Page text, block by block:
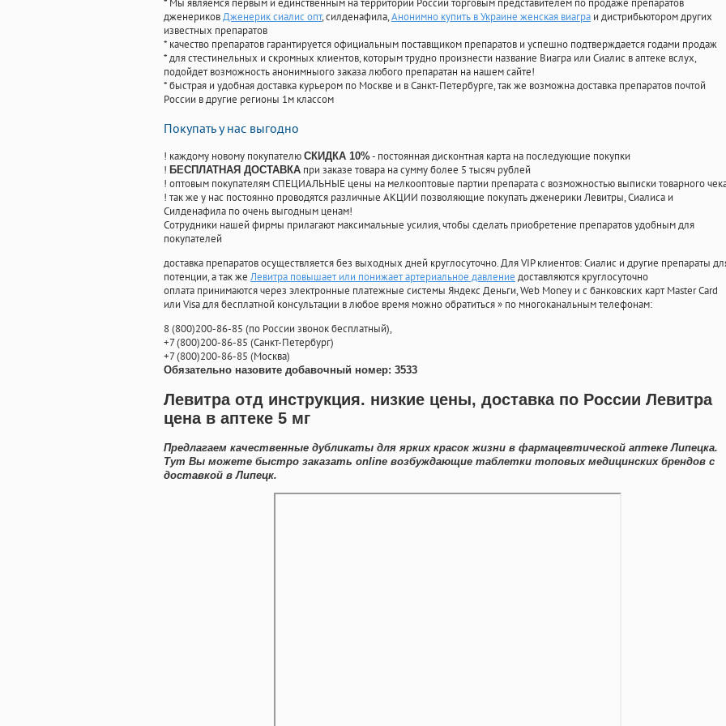
* Мы являемся первым и единственным на территории России торговым представителем по продаже препаратов
дженериковДженерик сиалис опт, силденафила,Анонимно купить в Украине женская виагра и дистрибьютором других
известных препаратов
* качество препаратов гарантируется официальным поставщиком препаратов и успешно подтверждается годами продаж
* для стестинельных и скромных клиентов, которым трудно произнести название Виагра или Сиалис в аптеке вслух,
подойдет возможность анонимныого заказа любого препаратан на нашем сайте!
* быстрая и удобная доставка курьером по Москве и в Санкт-Петербурге, так же возможна доставка препаратов почтой
России в другие регионы 1м классом
Покупать у нас выгодно
! каждому новому покупателю СКИДКА 10%- постоянная дисконтная карта на последующие покупки
! БЕСПЛАТНАЯ ДОСТАВКА при заказе товара на сумму более 5 тысяч рублей
! оптовым покупателям СПЕЦИАЛЬНЫЕ цены на мелкооптовые партии препарата с возможностью выписки товарного
! так же у нас постоянно проводятся различные АКЦИИ позволяющие покупать дженерики Левитры, Сиалиса и
Силденафила по очень выгодным ценам!
Cотрудники нашей фирмы прилагают максимальные усилия, чтобы сделать приобретение препаратов удобным для
покупателей
доставка препаратов осуществляется без выходных дней круглосуточно. Для VIP клиентов: Сиалис и другие препараты
потенции, а так же Левитра повышает или понижает артериальное давление доставляются круглосуточно
оплата принимаются через электронные платежные системы Яндекс Деньги, Web Money и с банковских карт Master Card
или Visa для бесплатной консультации в любое время можно обратиться» по многоканальным телефонам:
8(800)200-86-85 (по России звонок бесплатный),
+7(800)200-86-85 (Санкт-Петербург)
+7(800)200-86-85 (Москва)
Обязательно назовите добавочный номер: 3533
Левитра отд инструкция. низкие цены, доставка по России Левитра
цена в аптеке 5 мг
Предлагаем качественные дубликаты для ярких красок жизни в фармацевтической аптеке Липецка.
Тут Вы можете быстро заказать online возбуждающие таблетки топовых медицинских брендов с
доставкой в Липецк.